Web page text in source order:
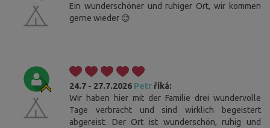
Ein wunderschöner und ruhiger Ort, wir kommen
gerne wieder 😊
24.7 - 27.7.2026 Petr říká:
Wir haben hier mit der Familie drei wundervolle
Tage verbracht und sind wirklich begeistert
abgereist. Der Ort ist wunderschön, ruhig und